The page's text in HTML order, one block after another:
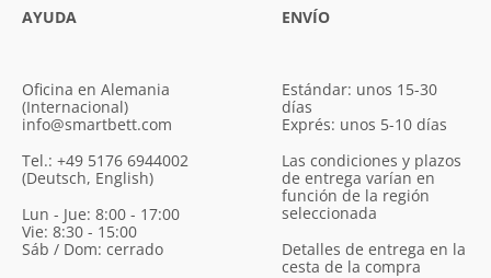
AYUDA
Oficina en Alemania
(Internacional)
info@smartbett.com
Tel.: +49 5176 6944002
(Deutsch, English)
Lun - Jue: 8:00 - 17:00
Vie: 8:30 - 15:00
Sáb / Dom: cerrado
ENVÍO
Estándar: unos 15-30
días
Exprés: unos 5-10 días
Las condiciones y plazos
de entrega varían en
función de la región
seleccionada
Detalles de entrega en la
cesta de la compra